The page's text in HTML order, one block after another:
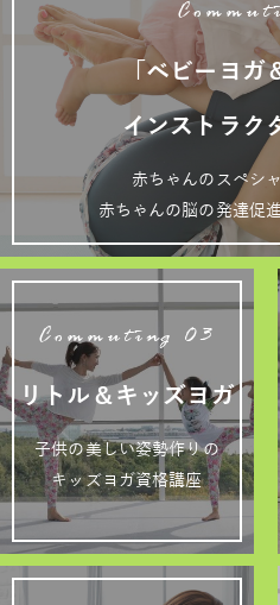
「ベビーヨガ
インストラク
赤ちゃんのスペシ
赤ちゃんの脳の発達促
Commuting 03
リトル＆キッズヨガ
子供の美しい姿勢作りの
キッズヨガ資格講座